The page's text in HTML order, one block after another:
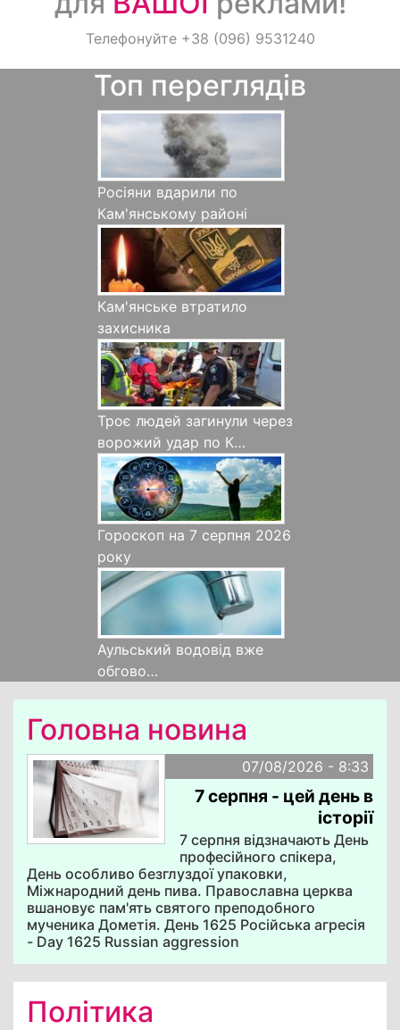
Оголошення
Світ навкруги
Телефонуйте +38 (096) 9531240
Топ переглядів
Росіяни вдарили по
Кам'янському районі
Кам'янське втратило
захисника
Троє людей загинули через
ворожий удар по К…
Гороскоп на 7 серпня 2026
року
Аульський водовід вже
обгово…
Головна новина
07/08/2026 - 8:33
7 серпня - цей день в
історії
7 серпня відзначають День
професійного спікера,
День особливо безглуздої упаковки,
Міжнародний день пива. Православна церква
вшановує пам'ять святого преподобного
мученика Дометія. День 1625 Російська агресія
- Day 1625 Russian aggression
Політика